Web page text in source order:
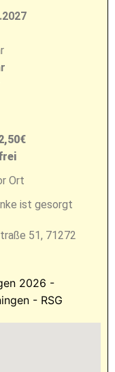
Ort
ist gesorgt
51, 71272